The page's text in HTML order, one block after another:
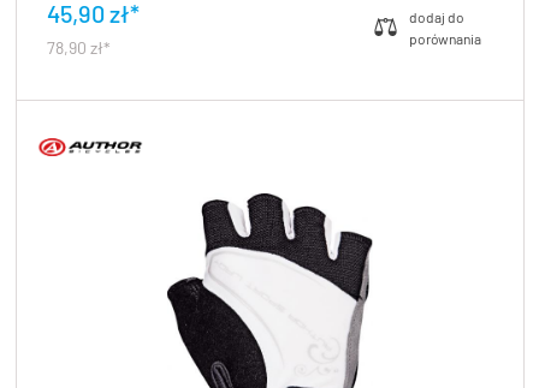
45,90 zł*
78,90 zł*